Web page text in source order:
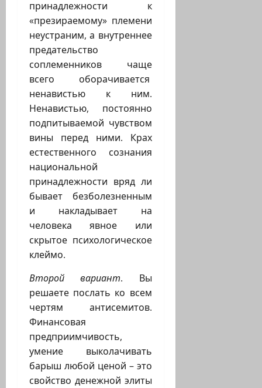
принадлежности к
«презираемому» племени
неустраним, а внутреннее
предательство
соплеменников чаще
всего оборачивается
ненавистью к ним.
Ненавистью, постоянно
подпитываемой чувством
вины перед ними. Крах
естественного сознания
национальной
принадлежности вряд ли
бывает безболезненным
и накладывает на
человека явное или
скрытое психологическое
клеймо.
Второй вариант. Вы
решаете послать ко всем
чертям антисемитов.
Финансовая
предприимчивость,
умение выколачивать
барыш любой ценой – это
свойство денежной элиты